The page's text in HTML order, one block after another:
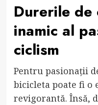
Durerile de
inamic al
ciclism
Pentru pasionații
bicicleta poate fi o
revigorantă. Însă,